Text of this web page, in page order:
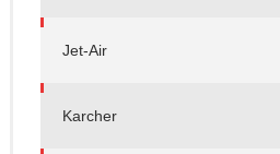
Jet-Air
Karcher